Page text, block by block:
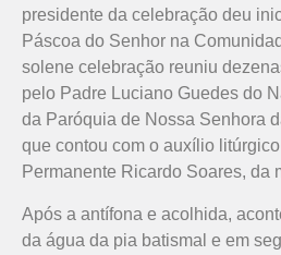
presidente da celebração deu
Páscoa do Senhor na
solene celebração reuniu
pelo Padre Luciano Guedes do
da Paróquia de Nossa Senhora
que contou com o auxílio
Permanente Ricardo Soares, da
Após a antífona e acolhida,
da água da pia batismal e em